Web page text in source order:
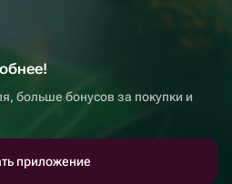
больше бонусов за покупки и
приложение